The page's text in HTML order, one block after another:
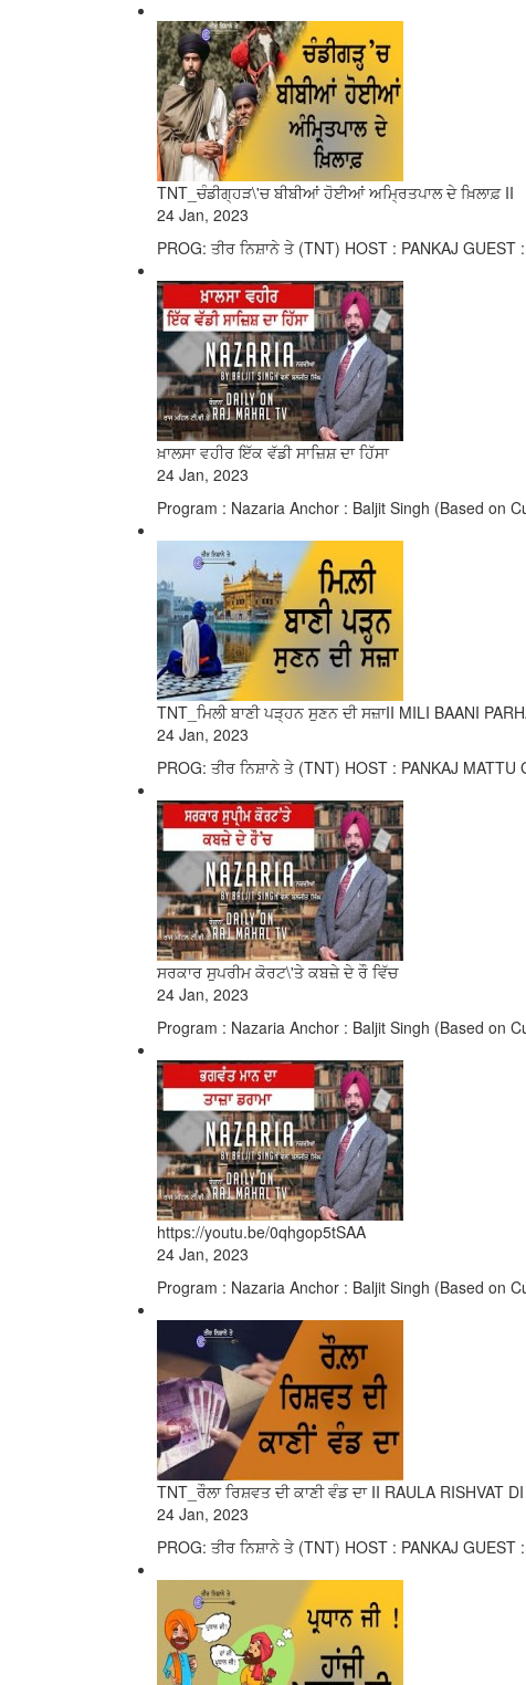
TNT_ਚੰਡੀਗ੍ਹੜ\'ਚ ਬੀਬੀਆਂ ਹੋਈਆਂ ਅਮ੍ਰਿਤਪਾਲ ਦੇ ਖ਼ਿਲਾਫ਼ II
24 Jan, 2023
PROG: ਤੀਰ ਨਿਸ਼ਾਨੇ ਤੇ (TNT) HOST : PANKAJ GUEST
ਖ਼ਾਲਸਾ ਵਹੀਰ ਇੱਕ ਵੱਡੀ ਸਾਜ਼ਿਸ਼ ਦਾ ਹਿੱਸਾ
24 Jan, 2023
Program : Nazaria Anchor : Baljit Singh (Based on
TNT_ਮਿਲੀ ਬਾਣੀ ਪੜ੍ਹਨ ਸੁਣਨ ਦੀ ਸਜ਼ਾII MILI BAANI
24 Jan, 2023
PROG: ਤੀਰ ਨਿਸ਼ਾਨੇ ਤੇ (TNT) HOST : PANKAJ MATTU
ਸਰਕਾਰ ਸੁਪਰੀਮ ਕੋਰਟ\'ਤੇ ਕਬਜ਼ੇ ਦੇ ਰੌ ਵਿੱਚ
24 Jan, 2023
Program : Nazaria Anchor : Baljit Singh (Based on
https://youtu.be/0qhgop5tSAA
24 Jan, 2023
Program : Nazaria Anchor : Baljit Singh (Based on
TNT_ਰੌਲਾ ਰਿਸ਼ਵਤ ਦੀ ਕਾਣੀ ਵੰਡ ਦਾ II RAULA RISHVAT
24 Jan, 2023
PROG: ਤੀਰ ਨਿਸ਼ਾਨੇ ਤੇ (TNT) HOST : PANKAJ GUEST